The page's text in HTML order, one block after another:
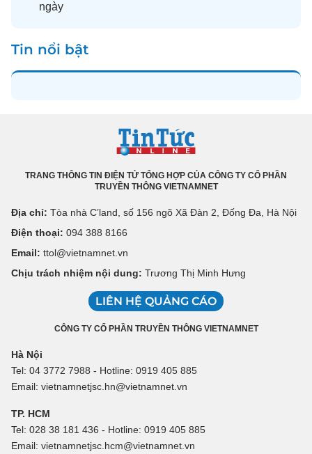
ngày
Tin nổi bật
TRANG THÔNG TIN ĐIỆN TỬ TỔNG HỢP CỦA CÔNG TY CỔ PHẦN
TRUYỀN THÔNG VIETNAMNET
Địa chỉ: Tòa nhà C’land, số 156 ngõ Xã Đàn 2, Đống Đa, Hà Nội
Điện thoại: 094 388 8166
Email: ttol@vietnamnet.vn
Chịu trách nhiệm nội dung: Trương Thị Minh Hưng
LIÊN HỆ QUẢNG CÁO
CÔNG TY CỔ PHẦN TRUYỀN THÔNG VIETNAMNET
Hà Nội
Tel: 04 3772 7988 - Hotline: 0919 405 885
Email: vietnamnetjsc.hn@vietnamnet.vn
TP. HCM
Tel: 028 38 181 436 - Hotline: 0919 405 885
Email: vietnamnetjsc.hcm@vietnamnet.vn